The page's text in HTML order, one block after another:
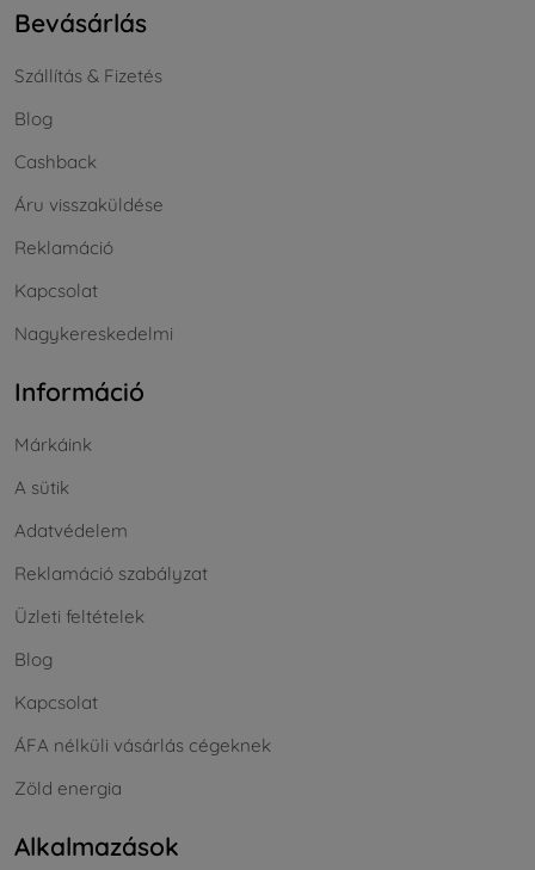
Bevásárlás
Szállítás & Fizetés
Blog
Cashback
Áru visszaküldése
Reklamáció
Kapcsolat
Nagykereskedelmi
Információ
Márkáink
A sütik
Adatvédelem
Reklamáció szabályzat
Üzleti feltételek
Blog
Kapcsolat
ÁFA nélküli vásárlás cégeknek
Zöld energia
Alkalmazások